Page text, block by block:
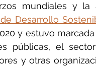
mundiales y la
Desarrollo
y estuvo
públicas, el
y otras